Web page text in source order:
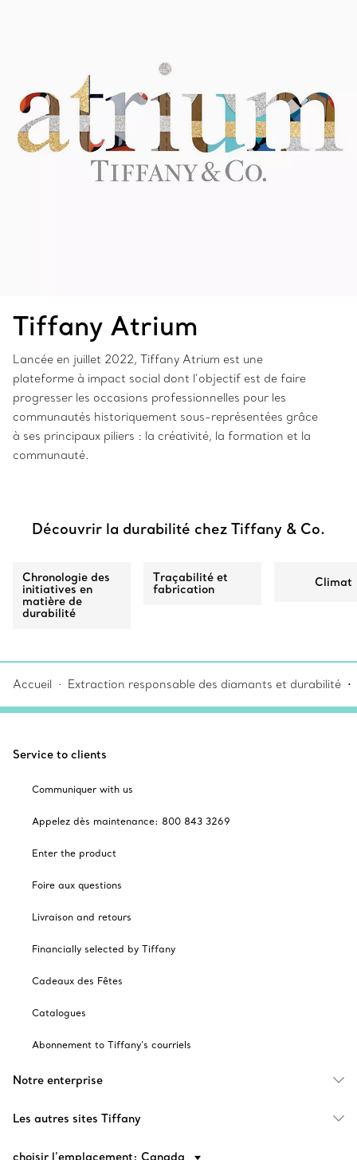
Tiffany Atrium
Lancée en juillet 2022, Tiffany Atrium est une
plateforme à impact social dont l’objectif est de faire
progresser les occasions professionnelles pour les
communautés historiquement sous-représentées grâce
à ses principaux piliers : la créativité, la formation et la
communauté.
Découvrir la durabilité chez Tiffany & Co.
Chronologie des
initiatives en
matière de
durabilité
Traçabilité et
fabrication
Climat
Accueil Extraction responsable des diamants et durabilité
Service to clients
Communiquer with us
Appelez dès maintenance: 800 843 3269
Enter the product
Foire aux questions
Livraison and retours
Financially selected by Tiffany
Cadeaux des Fêtes
Catalogues
Abonnement to Tiffany's courriels
Notre enterprise
Les autres sites Tiffany
choisir l’emplacement: Canada